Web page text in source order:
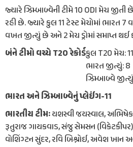
જ્યારે ઝિમ્બાબ્વેની ટીમે 10 ODI મેચ જીતી
રહી છે. જ્યારે કુલ 11 ટેસ્ટ મેચોમાં ભારત
વખત જીત્યું છે અને 2 મેચ ડ્રોમાં સમાપ્ત થઈ
બંને ટીમો વચ્ચે T20 રેકોર્ડકુલ T20 મેચ: 11
ભારત જીત્યું: 8
ઝિમ્બાબ્વે
ભારત અને ઝિમ્બાબ્વેનું પ્લેઈંગ-11
ભારતીય ટીમઃયશસ્વી જયસ્વાલ,
રૂતુરાજ ગાયકવાડ, સંજુ સેમસન
વોશિંગ્ટન સુંદર, રવિ બિશ્નોઈ, અવેશ